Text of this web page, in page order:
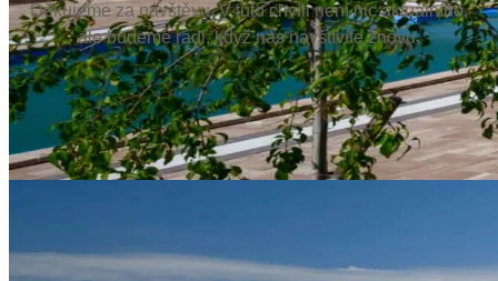
Děkujeme za návštěvu. V tuto chvíli není nic aktuálního,
ale budeme rádi, když nás navštívíte znovu.